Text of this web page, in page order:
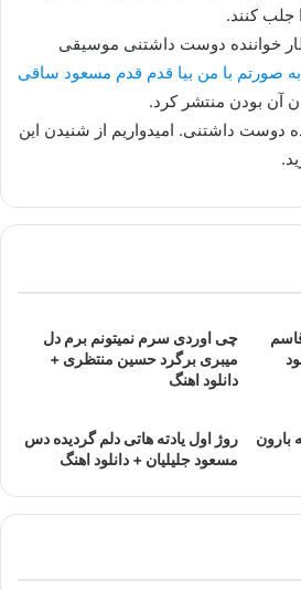
جلب کنند.
خواننده دوست داشتنی موسیقی
به صورتم با من بیا قدم قدم مسعود ساقی
آن بودن منتشر کرد.
دوست داشتنی. امیدواریم از شنیدن این
چی اوردی سرم نمیتونم برم دل
میبری برگرد حسین منتظری +
دانلود اهنگ
بارون
روژ اول یادته هاتی دلم گردیده دس
مسعود جلیلیان + دانلود اهنگ